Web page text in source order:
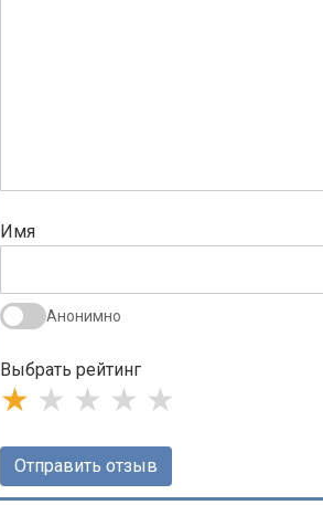
Имя
Анонимно
Выбрать рейтинг
★ ★ ★ ★ ★